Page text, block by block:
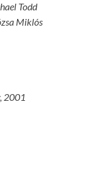
Todd
Miklós
2001